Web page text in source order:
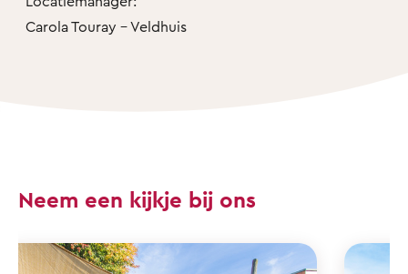
Carola Touray - Veldhuis
Neem een kijkje bij ons